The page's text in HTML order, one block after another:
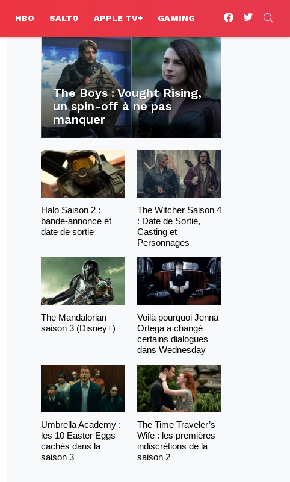
HBO SALTO APPLE TV+ GAMING
facebooktwitter
The Boys : Vought Rising,
un spin-off à ne pas
manquer
Halo Saison 2 :
bande-annonce et
date de sortie
The Witcher Saison 4
: Date de Sortie,
Casting et
Personnages
The Mandalorian
saison 3 (Disney+)
Voilà pourquoi Jenna
Ortega a changé
certains dialogues
dans Wednesday
Umbrella Academy :
les 10 Easter Eggs
cachés dans la
saison 3
The Time Traveler’s
Wife : les premières
indiscrétions de la
saison 2